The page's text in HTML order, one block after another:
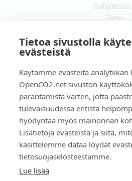
Tietoa sivustolla
evästeistä
Käytämme evästeitä analytiikan
OpenCO2.net sivuston
parantamista varten, jotta
tulevaisuudessa entistä
hyödyntää myös mainonnan
Lisätietoja evästeistä ja siitä,
käsittelemme dataa löydät
tietosuojaselosteestamme.
Lue lisää
Referenssit
Tiimi
Ota
Tilaa
Käyttöehdot
Evästeet
FI
EN